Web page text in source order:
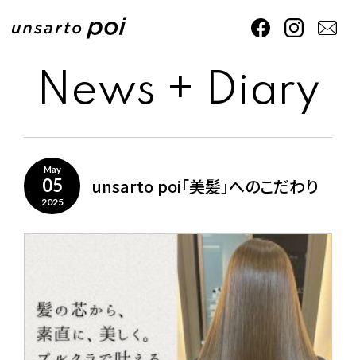
News + Diary
May
05
2025
unsarto poi「美髪」へのこだわり